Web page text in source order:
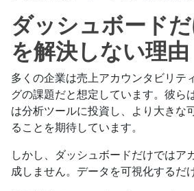
ダッシュボード
を解決しない理由
多くの企業は売上アカウンタビリテ
グの課題だと想定しています。彼ら
は分析ツールに投資し、より大きな
ることを期待しています。
しかし、ダッシュボードだけではア
成しません。データを可視化するだ